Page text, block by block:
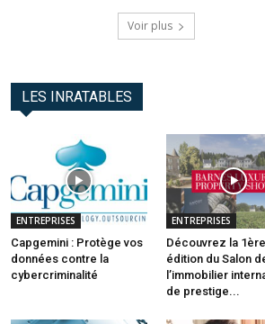
Voir plus
LES INRATABLES
ENTREPRISES
Capgemini : Protège vos
données contre la
cybercriminalité
ENTREPRISES
Découvrez la 1ère
édition du Salon
l’immobilier
de prestige...